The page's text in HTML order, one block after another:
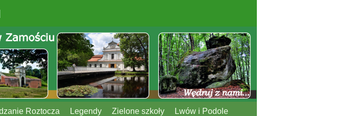
Roztocza Legendy Zielone szkoły Lwów i Podole